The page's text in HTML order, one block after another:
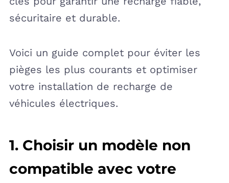
sécuritaire et durable.
Voici un guide complet pour éviter les
pièges les plus courants et optimiser
votre installation de recharge de
véhicules électriques.
1. Choisir un modèle non
compatible avec votre